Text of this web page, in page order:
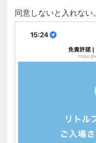
同意しないと入れない。